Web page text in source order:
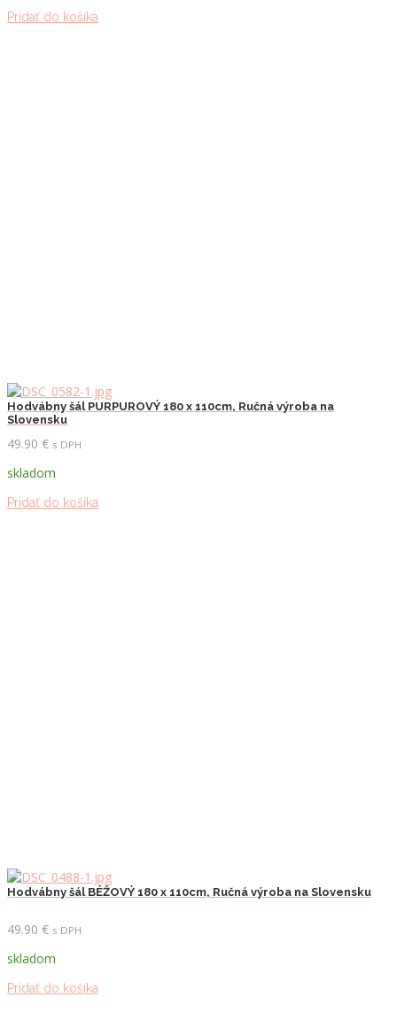
Pridať do košíka
Hodvábny šál PURPUROVÝ 180 x 110cm, Ručná výroba na
Slovensku
49.90 € s DPH
skladom
Pridať do košíka
Hodvábny šál BÉŽOVÝ 180 x 110cm, Ručná výroba na Slovensku
49.90 € s DPH
skladom
Pridať do košíka